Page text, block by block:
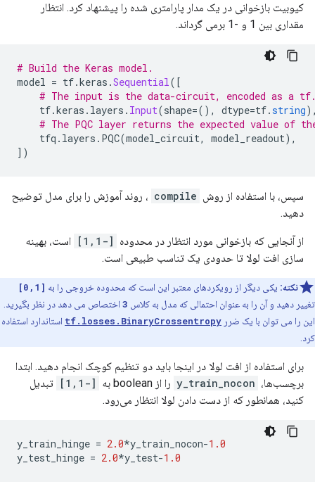
کیوبیت بازخوانی در یک مدار پارامتری شده را پیشنهاد کرد. انتظار
مقداری بین 1 و -1 برمی گرداند.
# Build the Keras model.
model = tf.keras .Sequential([
# The input is the data-circuit, encoded as a
tf.keras . layers . Input(shape=(), dtype=tf.string
# The PQC layer returns the expected value of
tfq . layers . PQC(model_circuit, model_readout),
])
سپس، با استفاده از روش compile ، روند آموزش را برای مدل توضیح
دهید.
از آنجایی که بازخوانی مورد انتظار در محدوده [-1,1]
است، بهینه
سازی افت لولا تا حدودی یک تناسب طبیعی است.
نکته: یکی دیگر از رویکردهای معتبر این است که محدوده خروجی را به [0,1]
تغییر دهید و آن را به عنوان احتمالی که مدل به کلاس 3 اختصاص می دهد در نظر بگیرید.
این را می توان با یک ضرر tf.losses.BinaryCrossentropy استاندارد استفاده
کرد.
برای استفاده از افت لولا در اینجا باید دو تنظیم کوچک انجام دهید. ابتدا
برچسب‌ها، y_train_nocon را از boolean به [-1,1]
تبدیل
کنید، همانطور که از دست دادن لولا انتظار می‌رود.
y_train_hinge = 2.0*y_train_nocon-1.0
y_test_hinge = 2.0*y_test-1.0